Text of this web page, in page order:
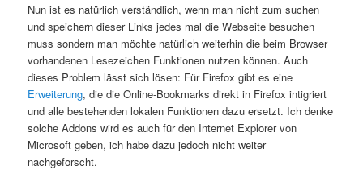
Nun ist es natürlich verständlich, wenn man nicht zum suchen
und speichern dieser Links jedes mal die Webseite besuchen
muss sondern man möchte natürlich weiterhin die beim Browser
vorhandenen Lesezeichen Funktionen nutzen können. Auch
dieses Problem lässt sich lösen: Für Firefox gibt es eine
Erweiterung, die die Online-Bookmarks direkt in Firefox intigriert
und alle bestehenden lokalen Funktionen dazu ersetzt. Ich denke
solche Addons wird es auch für den Internet Explorer von
Microsoft geben, ich habe dazu jedoch nicht weiter
nachgeforscht.